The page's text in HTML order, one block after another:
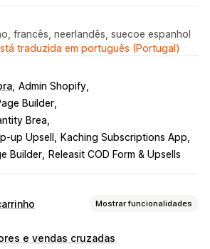
francês, neerlandês, suecoe espanhol
traduzida em português (Portugal)
Admin Shopify
Builder
Brea
Upsell
Kaching Subscriptions App
Builder
Releasit COD Form & Upsells
Mostrar funcionalidades
e vendas cruzadas